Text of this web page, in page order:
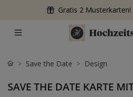
Gratis 2 Musterkarten!
Save the Date Design
SAVE THE DATE KARTE